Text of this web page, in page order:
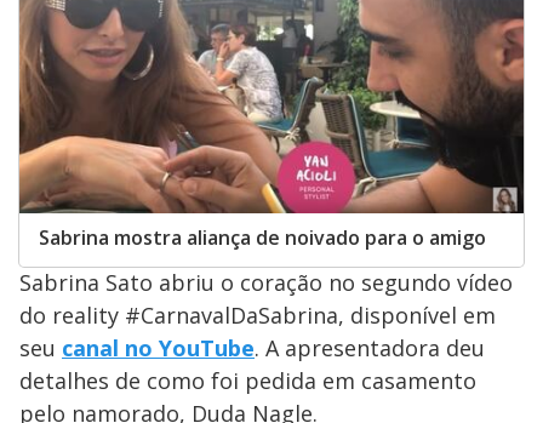
Sabrina mostra aliança de noivado para o amigo
Sabrina Sato abriu o coração no segundo vídeo
do reality #CarnavalDaSabrina, disponível em
seu canal no YouTube. A apresentadora deu
detalhes de como foi pedida em casamento
pelo namorado, Duda Nagle.